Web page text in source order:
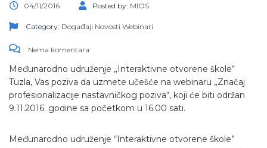
04/11/2016 Posted by: MIOS
Category: Događaji Novosti Webinari
Nema komentara
Međunarodno udruženje „Interaktivne otvorene škole“
Tuzla, Vas poziva da uzmete učešće na webinaru „Značaj
profesionalizacije nastavničkog poziva“, koji će biti održan
9.11.2016. godine sa početkom u 16.00 sati.
Međunarodno udruženje “Interaktivne otvorene škole”